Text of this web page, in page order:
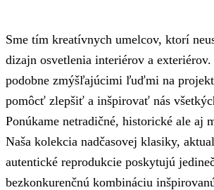
Sme tím kreatívnych umelcov, ktorí
dizajn osvetlenia interiérov a exteriérov.
podobne zmýšľajúcimi ľuďmi na
pomôcť zlepšiť a inšpirovať nás
Ponúkame netradičné, historické ale aj
Naša kolekcia nadčasovej klasiky,
autentické reprodukcie poskytujú
bezkonkurenčnú kombináciu